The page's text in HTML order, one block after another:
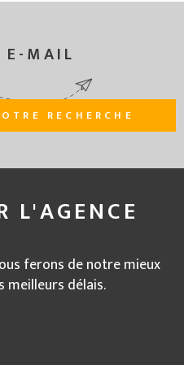
E-MAIL
RECHERCHE
L'AGENCE
ferons de notre mieux
meilleurs délais.